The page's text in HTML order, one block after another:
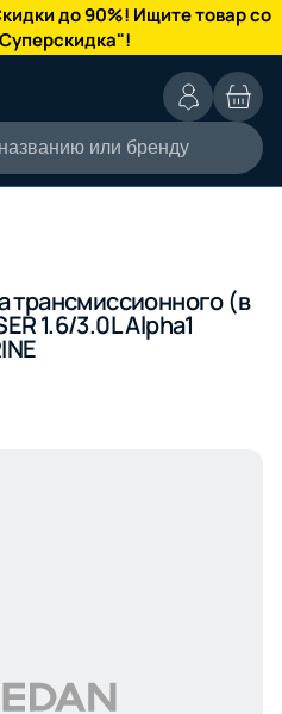
до 90%! Ищите товар со
или бренду
трансмиссионного (в
1.6/3.0L Alpha1